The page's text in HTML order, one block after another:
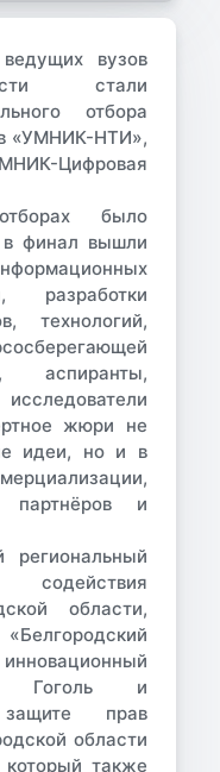
вузов
стали
отбора
«УМНИК-НТИ»,
Цифровая
было
в финал вышли
разработки
технологий,
аспиранты,
жюри не
идеи, но и в
партнёров и
региональный
содействия
области,
Гоголь и
прав
области
который также